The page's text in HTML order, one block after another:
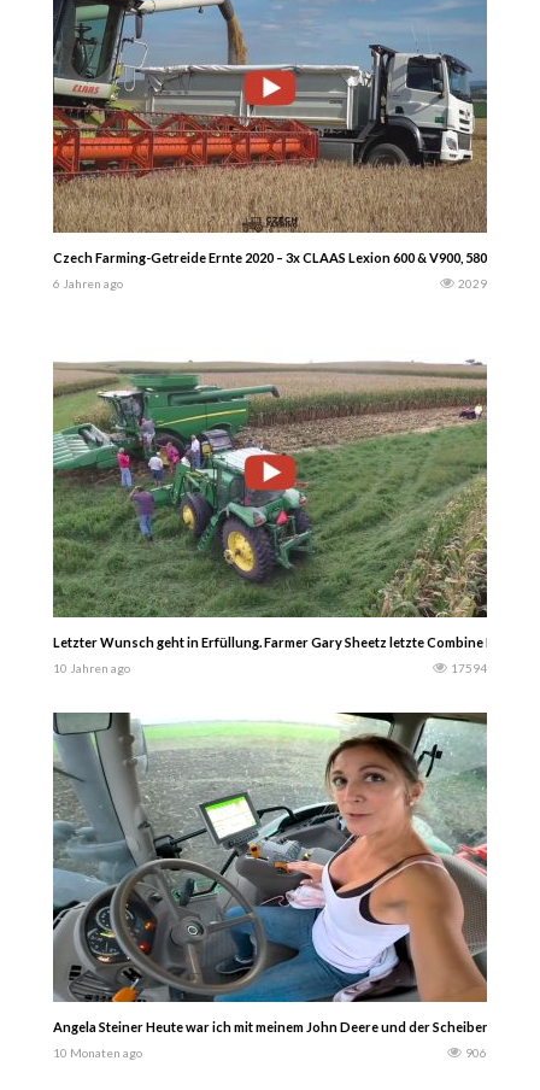
Czech Farming-Getreide Ernte 2020 – 3x CLAAS Lexion 600 & V900, 580+ TT &
6 Jahren ago 2029
Letzter Wunsch geht in Erfüllung. Farmer Gary Sheetz letzte Combine Fahrt.
10 Jahren ago 17594
Angela Steiner Heute war ich mit meinem John Deere und der
10 Monaten ago 906